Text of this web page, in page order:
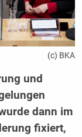
(c) BKA
und
dann im
fixiert,